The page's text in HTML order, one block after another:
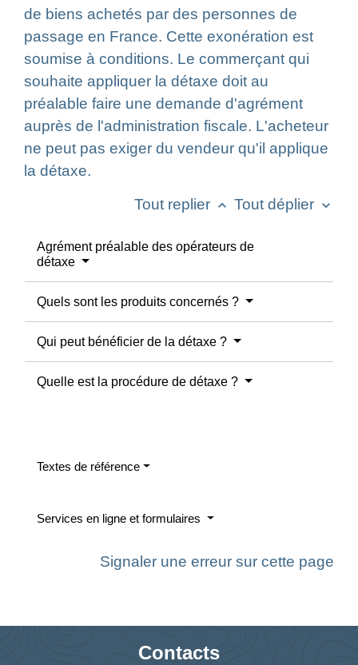
de biens achetés par des personnes de
passage en France. Cette exonération est
soumise à conditions. Le commerçant qui
souhaite appliquer la détaxe doit au
préalable faire une demande d'agrément
auprès de l'administration fiscale. L'acheteur
ne peut pas exiger du vendeur qu'il applique
la détaxe.
Tout replier keyboard_arrow_up Tout déplier keyboard_arrow_down
Agrément préalable des opérateurs de
détaxe
Quels sont les produits concernés ?
Qui peut bénéficier de la détaxe ?
Quelle est la procédure de détaxe ?
Textes de référence
Services en ligne et formulaires
Signaler une erreur sur cette page
Contacts